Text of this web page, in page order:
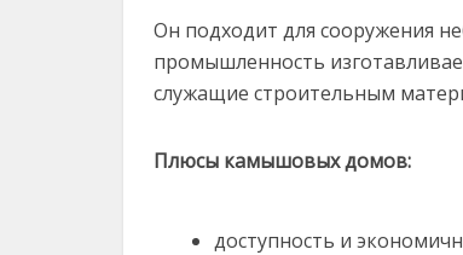
Он подходит для сооружения
промышленность
служащие строительным
Плюсы камышовых домов:
доступность и